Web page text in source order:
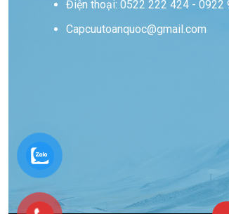
Điện thoại: 0522 222 424 -
Capcuutoanquoc@gmail.com